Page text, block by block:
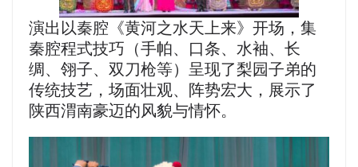
演出以秦腔《黄河之水天上来》开场，集
秦腔程式技巧（手帕、口条、水袖、长
绸、翎子、双刀枪等）呈现了梨园子弟的
传统技艺，场面壮观、阵势宏大，展示了
陕西渭南豪迈的风貌与情怀。